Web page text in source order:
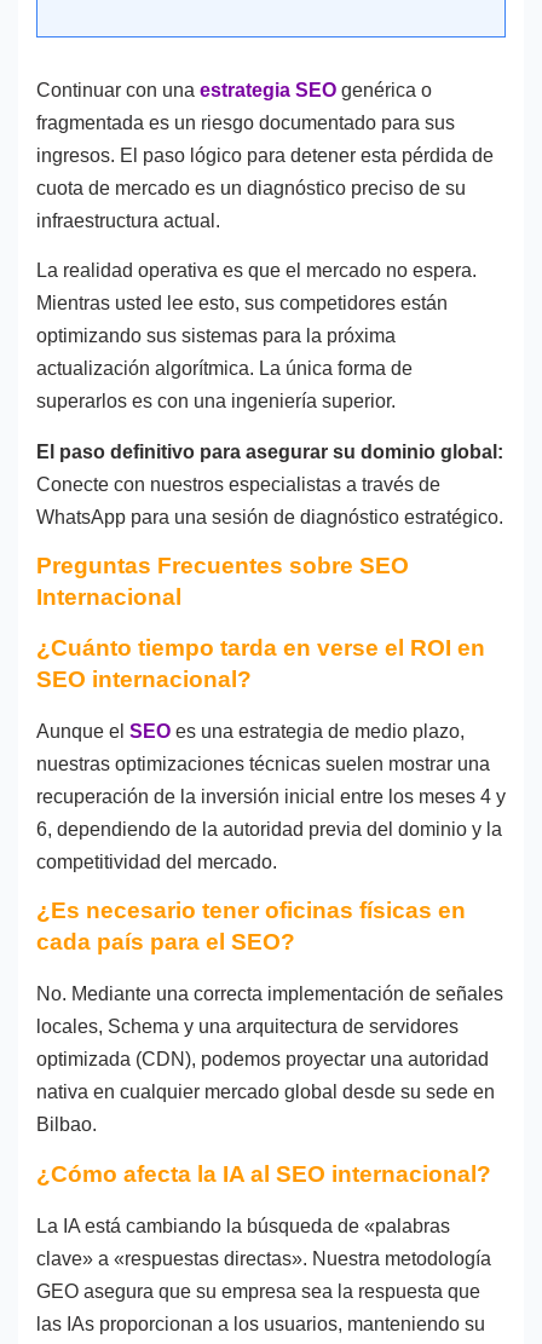
Continuar con una estrategia SEO genérica o
fragmentada es un riesgo documentado para sus
ingresos. El paso lógico para detener esta pérdida de
cuota de mercado es un diagnóstico preciso de su
infraestructura actual.
La realidad operativa es que el mercado no espera.
Mientras usted lee esto, sus competidores están
optimizando sus sistemas para la próxima
actualización algorítmica. La única forma de
superarlos es con una ingeniería superior.
El paso definitivo para asegurar su dominio global:
Conecte con nuestros especialistas a través de
WhatsApp para una sesión de diagnóstico estratégico.
Preguntas Frecuentes sobre SEO
Internacional
¿Cuánto tiempo tarda en verse el ROI en
SEO internacional?
Aunque el SEO es una estrategia de medio plazo,
nuestras optimizaciones técnicas suelen mostrar una
recuperación de la inversión inicial entre los meses 4 y
6, dependiendo de la autoridad previa del dominio y la
competitividad del mercado.
¿Es necesario tener oficinas físicas en
cada país para el SEO?
No. Mediante una correcta implementación de señales
locales, Schema y una arquitectura de servidores
optimizada (CDN), podemos proyectar una autoridad
nativa en cualquier mercado global desde su sede en
Bilbao.
¿Cómo afecta la IA al SEO internacional?
La IA está cambiando la búsqueda de «palabras
clave» a «respuestas directas». Nuestra metodología
GEO asegura que su empresa sea la respuesta que
las IAs proporcionan a los usuarios, manteniendo su